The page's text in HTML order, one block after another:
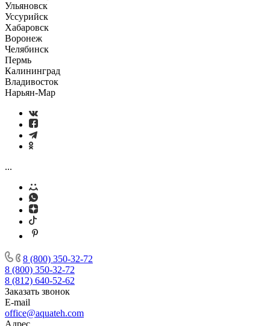
Ульяновск
Уссурийск
Хабаровск
Воронеж
Челябинск
Пермь
Калининград
Владивосток
Нарьян-Мар
...
8 (800) 350-32-72
8 (800) 350-32-72
8 (812) 640-52-62
Заказать звонок
E-mail
office@aquateh.com
Адрес